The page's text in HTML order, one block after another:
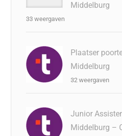
Middelburg
33 weergaven
Plaatser
Middelburg
32 weergaven
Junior
Middelburg –